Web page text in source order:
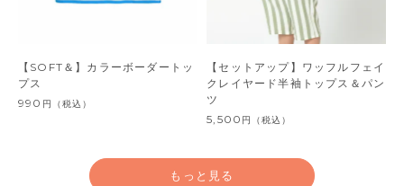
【SOFT＆】カラーボーダートッ
プス
990 円 （税込）
【セットアップ】ワッフルフェイ
クレイヤード半袖トップス＆パン
ツ
5,500 円 （税込）
もっと見る